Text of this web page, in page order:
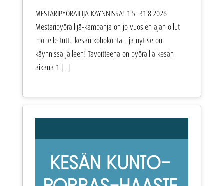
MESTARIPYÖRÄILIJÄ KÄYNNISSÄ! 1.5.-31.8.2026
Mestaripyöräilijä-kampanja on jo vuosien ajan ollut
monelle tuttu kesän kohokohta – ja nyt se on
käynnissä jälleen! Tavoitteena on pyöräillä kesän
aikana 1 [...]